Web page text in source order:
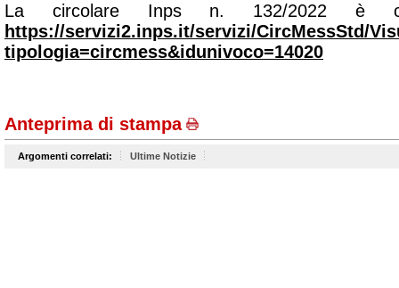
La circolare Inps n. 132/2022 è
https://servizi2.inps.it/servizi/CircMessStd/
tipologia=circmess&idunivoco=14020
Anteprima di stampa
Argomenti correlati: Ultime Notizie